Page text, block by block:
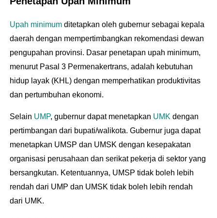
Upah minimum ditetapkan oleh gubernur sebagai kepala
daerah dengan mempertimbangkan rekomendasi dewan
pengupahan provinsi. Dasar penetapan upah minimum,
menurut Pasal 3 Permenakertrans, adalah kebutuhan
hidup layak (KHL) dengan memperhatikan produktivitas
dan pertumbuhan ekonomi.
Selain UMP, gubernur dapat menetapkan UMK dengan
pertimbangan dari bupati/walikota. Gubernur juga dapat
menetapkan UMSP dan UMSK dengan kesepakatan
organisasi perusahaan dan serikat pekerja di sektor yang
bersangkutan. Ketentuannya, UMSP tidak boleh lebih
rendah dari UMP dan UMSK tidak boleh lebih rendah
dari UMK.